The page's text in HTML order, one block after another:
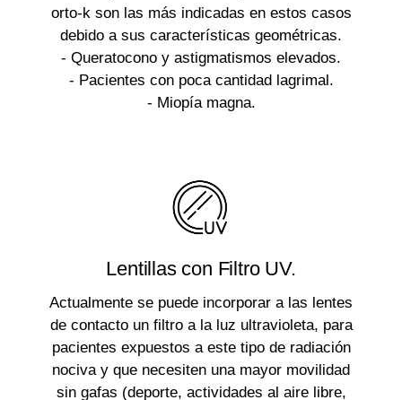
orto-k son las más indicadas en estos casos
debido a sus características geométricas.
- Queratocono y astigmatismos elevados.
- Pacientes con poca cantidad lagrimal.
- Miopía magna.
Lentillas con Filtro UV.
Actualmente se puede incorporar a las lentes
de contacto un filtro a la luz ultravioleta, para
pacientes expuestos a este tipo de radiación
nociva y que necesiten una mayor movilidad
sin gafas (deporte, actividades al aire libre,